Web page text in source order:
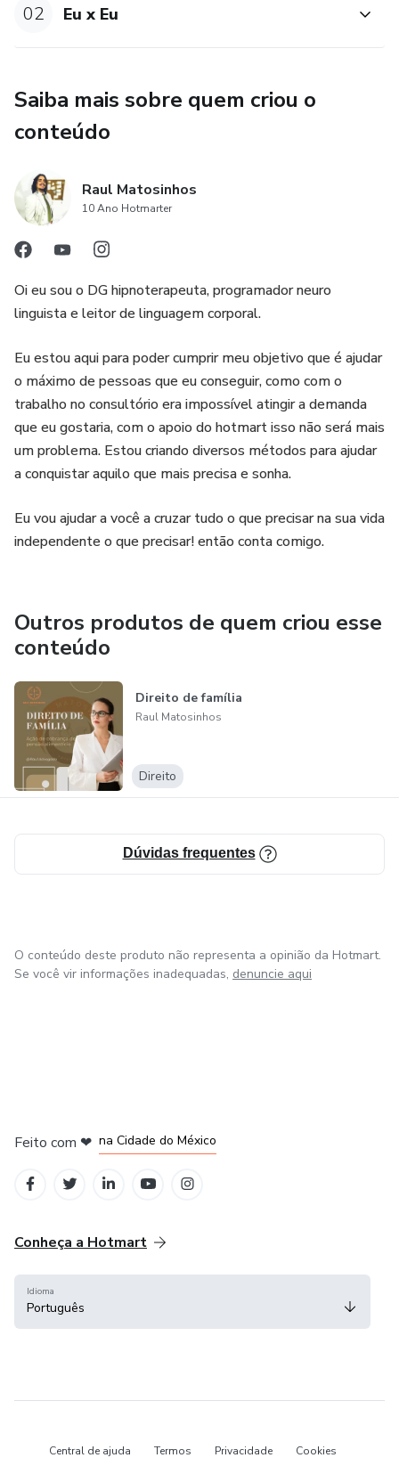
02 Eu x Eu
Saiba mais sobre quem criou o
conteúdo
Raul Matosinhos
10 Ano Hotmarter
Oi eu sou o DG hipnoterapeuta, programador neuro
linguista e leitor de linguagem corporal.
Eu estou aqui para poder cumprir meu objetivo que é ajudar
o máximo de pessoas que eu conseguir, como com o
trabalho no consultório era impossível atingir a demanda
que eu gostaria, com o apoio do hotmart isso não será mais
um problema. Estou criando diversos métodos para ajudar
a conquistar aquilo que mais precisa e sonha.
Eu vou ajudar a você a cruzar tudo o que precisar na sua vida
independente o que precisar! então conta comigo.
Outros produtos de quem criou esse
conteúdo
Direito de família
Raul Matosinhos
Direito
Dúvidas frequentes
O conteúdo deste produto não representa a opinião da Hotmart.
Se você vir informações inadequadas, denuncie aqui
Feito com ❤ na Cidade do México
Conheça a Hotmart
Idioma
Português
Central de ajuda Termos Privacidade Cookies